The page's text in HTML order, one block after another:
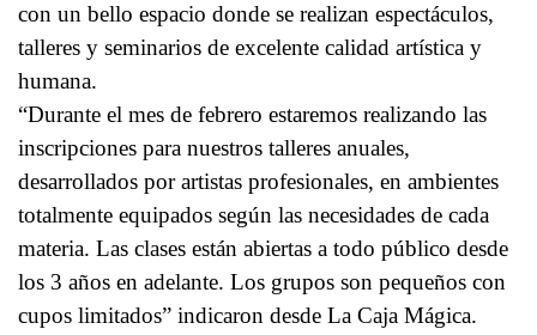
con un bello espacio donde se realizan espectáculos,
talleres y seminarios de excelente calidad artística y
humana.
“Durante el mes de febrero estaremos realizando las
inscripciones para nuestros talleres anuales,
desarrollados por artistas profesionales, en ambientes
totalmente equipados según las necesidades de cada
materia. Las clases están abiertas a todo público desde
los 3 años en adelante. Los grupos son pequeños con
cupos limitados” indicaron desde La Caja Mágica.